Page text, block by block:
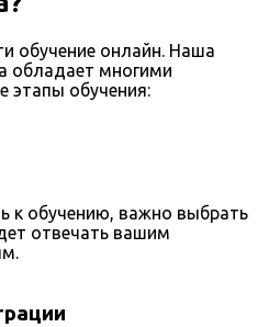
обучение онлайн. Наша
обладает многими
этапы обучения:
к обучению, важно выбрать
отвечать вашим